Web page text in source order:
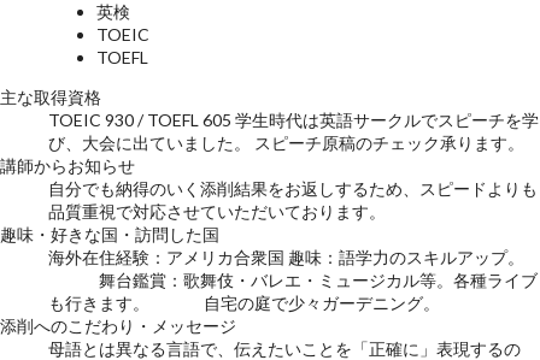
英検
TOEIC
TOEFL
主な取得資格
TOEIC 930 / TOEFL 605 学生時代は英語サークルでスピーチを学
び、大会に出ていました。 スピーチ原稿のチェック承ります。
講師からお知らせ
自分でも納得のいく添削結果をお返しするため、スピードよりも
品質重視で対応させていただいております。
趣味・好きな国・訪問した国
海外在住経験：アメリカ合衆国 趣味：語学力のスキルアップ。
舞台鑑賞：歌舞伎・バレエ・ミュージカル等。各種ライブ
も行きます。 自宅の庭で少々ガーデニング。
添削へのこだわり・メッセージ
母語とは異なる言語で、伝えたいことを「正確に」表現するの